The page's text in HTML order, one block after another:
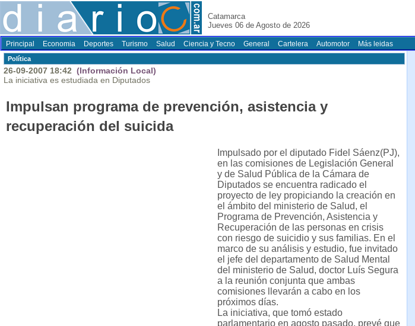
Catamarca
Jueves 06 de Agosto de 2026
Principal Economia Deportes Turismo Salud Ciencia y Tecno General Cartelera Automotor Más leidas
Polí­tica
26-09-2007 18:42 (Información Local)
La iniciativa es estudiada en Diputados
Impulsan programa de prevención, asistencia y
recuperación del suicida
Impulsado por el diputado Fidel Sáenz(PJ),
en las comisiones de Legislación General
y de Salud Pública de la Cámara de
Diputados se encuentra radicado el
proyecto de ley propiciando la creación en
el ámbito del ministerio de Salud, el
Programa de Prevención, Asistencia y
Recuperación de las personas en crisis
con riesgo de suicidio y sus familias. En el
marco de su análisis y estudio, fue invitado
el jefe del departamento de Salud Mental
del ministerio de Salud, doctor Luís Segura
a la reunión conjunta que ambas
comisiones llevarán a cabo en los
próximos días.
La iniciativa, que tomó estado
parlamentario en agosto pasado, prevé que